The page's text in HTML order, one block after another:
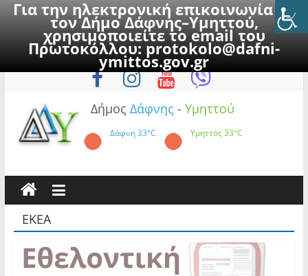
Για την ηλεκτρονική επικοινωνία με
τον Δήμο Δάφνης–Υμηττού,
χρησιμοποιείτε το email του
Πρωτοκόλλου:protokolo@dafni-
ymittos.gov.gr
to
Παρασκευή, 7 Αυγούστου 2026
Δήμος Δάφνης - Υμηττού
Δάφνη33°C Υμηττός33°C
ΕΚΕΑ